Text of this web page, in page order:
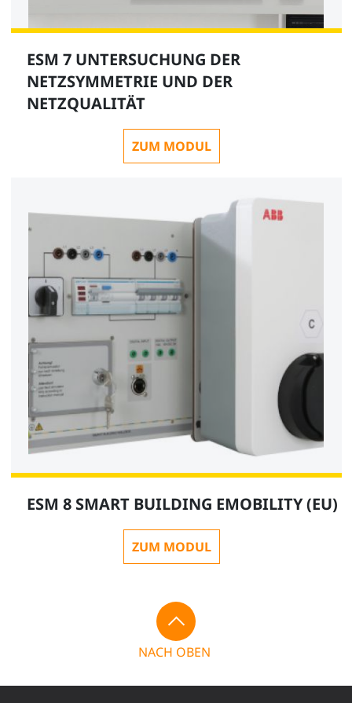
ESM 7 UNTERSUCHUNG DER
NETZSYMMETRIE UND DER
NETZQUALITÄT
ZUM MODUL
ESM 8 SMART BUILDING EMOBILITY (EU)
ZUM MODUL
NACH OBEN